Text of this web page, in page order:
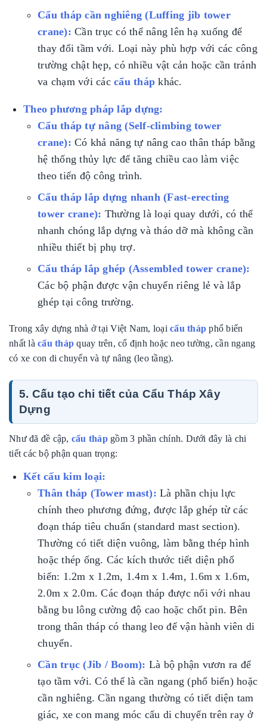
Cẩu tháp cần nghiêng (Luffing jib tower
crane): Cần trục có thể nâng lên hạ xuống để
thay đổi tầm với. Loại này phù hợp với các công
trường chật hẹp, có nhiều vật cản hoặc cần tránh
va chạm với các cẩu tháp khác.
Theo phương pháp lắp dựng:
Cẩu tháp tự nâng (Self-climbing tower
crane): Có khả năng tự nâng cao thân tháp bằng
hệ thống thủy lực để tăng chiều cao làm việc
theo tiến độ công trình.
Cẩu tháp lắp dựng nhanh (Fast-erecting
tower crane): Thường là loại quay dưới, có thể
nhanh chóng lắp dựng và tháo dỡ mà không cần
nhiều thiết bị phụ trợ.
Cẩu tháp lắp ghép (Assembled tower crane):
Các bộ phận được vận chuyển riêng lẻ và lắp
ghép tại công trường.
Trong xây dựng nhà ở tại Việt Nam, loại cẩu tháp phổ biến
nhất là cẩu tháp quay trên, cố định hoặc neo tường, cần ngang
có xe con di chuyển và tự nâng (leo tầng).
5. Cấu tạo chi tiết của Cẩu Tháp Xây
Dựng
Như đã đề cập, cẩu thápgồm 3 phần chính. Dưới đây là chi
tiết các bộ phận quan trọng:
Kết cấu kim loại:
Thân tháp (Tower mast): Là phần chịu lực
chính theo phương đứng, được lắp ghép từ các
đoạn tháp tiêu chuẩn (standard mast section).
Thường có tiết diện vuông, làm bằng thép hình
hoặc thép ống. Các kích thước tiết diện phổ
biến: 1.2m x 1.2m, 1.4m x 1.4m, 1.6m x 1.6m,
2.0m x 2.0m. Các đoạn tháp được nối với nhau
bằng bu lông cường độ cao hoặc chốt pin. Bên
trong thân tháp có thang leo để vận hành viên di
chuyển.
Cần trục (Jib / Boom): Là bộ phận vươn ra để
tạo tầm với. Có thể là cần ngang (phổ biến) hoặc
cần nghiêng. Cần ngang thường có tiết diện tam
giác, xe con mang móc cẩu di chuyển trên ray ở